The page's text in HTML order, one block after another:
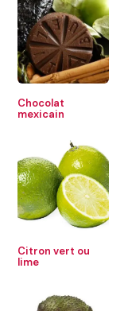
Chocolat
mexicain
Citron vert ou
lime